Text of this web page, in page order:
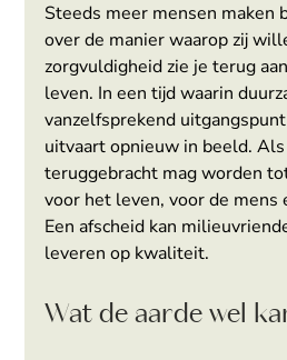
Steeds meer mensen maken
over de manier waarop zij
zorgvuldigheid zie je terug
leven. In een tijd waarin
vanzelfsprekend
uitvaart opnieuw in beeld.
teruggebracht mag worden
voor het leven, voor de mens
Een afscheid kan
leveren op kwaliteit.
Wat de aarde wel